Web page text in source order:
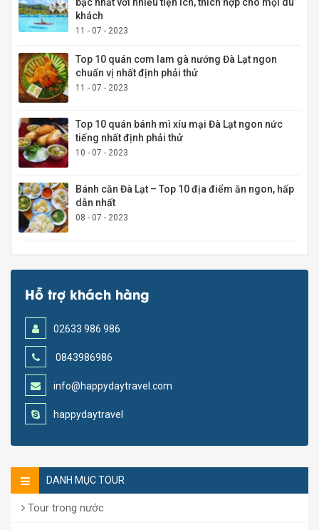
bậc nhất với nhiều tiện ích, thích hợp cho mọi du
khách
11 - 07 - 2023
Top 10 quán cơm lam gà nướng Đà Lạt ngon
chuẩn vị nhất định phải thử
11 - 07 - 2023
Top 10 quán bánh mì xíu mại Đà Lạt ngon nức
tiếng nhất định phải thử
10 - 07 - 2023
Bánh căn Đà Lạt – Top 10 địa điểm ăn ngon, hấp
dẫn nhất
08 - 07 - 2023
Hỗ trợ khách hàng
02633 986 986
0843986986
info@happydaytravel.com
happydaytravel
DANH MỤC TOUR
Tour trong nước